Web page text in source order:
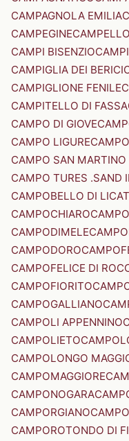
CAMPAGNOLA EMILIA
CAMPEGINE
CAMPI BISENZIO
CAMPIGLIA DEI BERICI
CAMPIGLIONE FENILE
CAMPITELLO DI FASSA
CAMPO DI GIOVE
CAMPO LIGURE
CAMPO SAN MARTINO
CAMPO TURES .SAND
CAMPOBELLO DI
CAMPOCHIARO
CAMPODIMELE
CAMPODORO
CAMPOFELICE DI
CAMPOFIORITO
CAMPOGALLIANO
CAMPOLI APPENNINO
CAMPOLIETO
CAMPOLONGO
CAMPOMAGGIORE
CAMPONOGARA
CAMPORGIANO
CAMPOROTONDO DI